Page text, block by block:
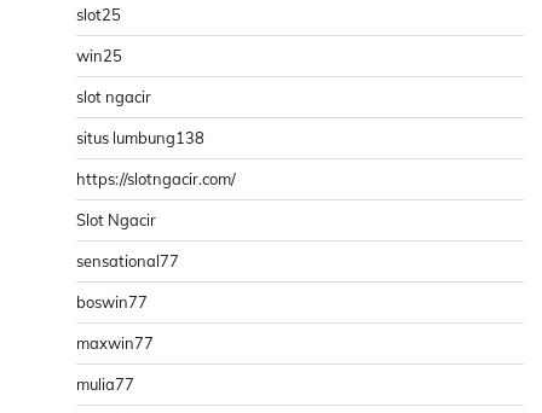
slot25
win25
slot ngacir
situs lumbung138
https://slotngacir.com/
Slot Ngacir
sensational77
boswin77
maxwin77
mulia77